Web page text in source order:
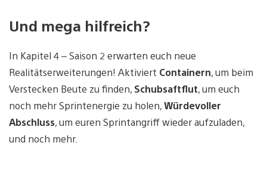
Und mega hilfreich?
In Kapitel 4 – Saison 2 erwarten euch neue
Realitätserweiterungen! Aktiviert Containern, um beim
Verstecken Beute zu finden, Schubsaftflut, um euch
noch mehr Sprintenergie zu holen,Würdevoller
Abschluss, um euren Sprintangriff wieder aufzuladen,
und noch mehr.